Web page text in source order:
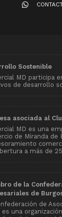
Sostenible
MD participa
de desarrollo
asociada al
MD es una
de Miranda de
a más de
de la
de
de
es una